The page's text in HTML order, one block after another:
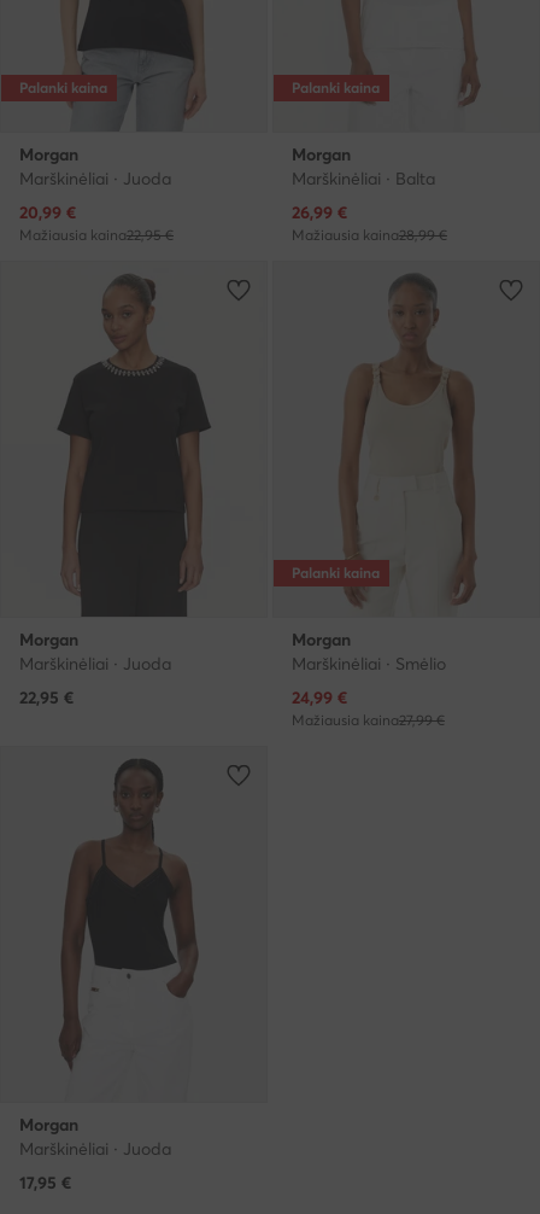
Palanki kaina
Morgan
Marškinėliai · Juoda
Dabartinė kaina
20,99 €
Mažiausia kaina22,95 €
Palanki kaina
Morgan
Marškinėliai · Balta
Dabartinė kaina
26,99 €
Mažiausia kaina28,99 €
Morgan
Marškinėliai · Juoda
22,95 €
Palanki kaina
Morgan
Marškinėliai · Smėlio
Dabartinė kaina
24,99 €
Mažiausia kaina27,99 €
Morgan
Marškinėliai · Juoda
17,95 €